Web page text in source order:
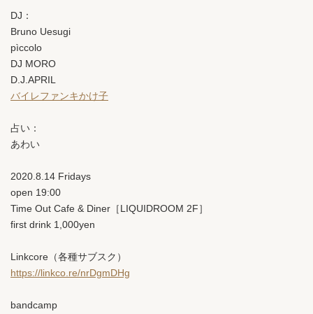
DJ：
Bruno Uesugi
pìccolo
DJ MORO
D.J.APRIL
バイレファンキかけ子
占い：
あわい
2020.8.14 Fridays
open 19:00
Time Out Cafe & Diner［LIQUIDROOM 2F］
first drink 1,000yen
Linkcore（各種サブスク）
https://linkco.re/nrDgmDHg
bandcamp